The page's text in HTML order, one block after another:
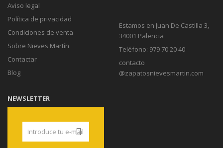
Aviso legal
Política de privacidad
Condiciones de venta
Sobre Nieves Martín
Contactar
Blog
Estamos en Juan De Castilla 3,
34001 Palencia
Teléfono: 979 70 20 40
contacto
@zapatosnievesmartin.com
NEWSLETTER